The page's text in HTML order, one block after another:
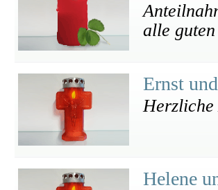
alle guten
Ernst
Helene